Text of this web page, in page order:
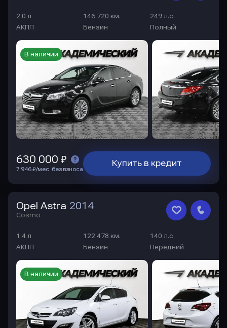
2.0 л 146 720 км.
249 л.с.
АКПП
Бензин Полный
В наличии
Купить в кредит
630 000 ₽
7 946 ₽/мес. без взноса
Opel Astra 2014
Cosmo
1.4 л 122 478 км.
140 л.с.
АКПП
Бензин Передний
В наличии